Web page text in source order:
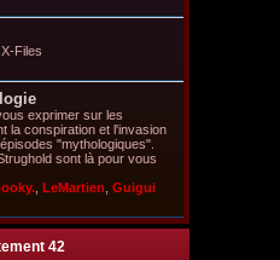
Files
exprimer sur les
la conspiration et l'invasion
"mythologiques".
sont là pour vous
LeMartien Guigui
42